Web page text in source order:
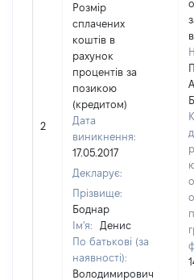
2
Розмір
сплачених
коштів в
рахунок
процентів за
позикою
(кредитом)
Дата
виникнення:
17.05.2017
Декларує:
Прізвище:
Боднар
Ім'я:
Денис
По батькові (за
наявності):
Володимирович